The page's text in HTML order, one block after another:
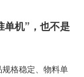
单机”，也不是
格稳定、物料单